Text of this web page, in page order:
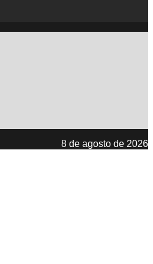
8 de agosto de 2026